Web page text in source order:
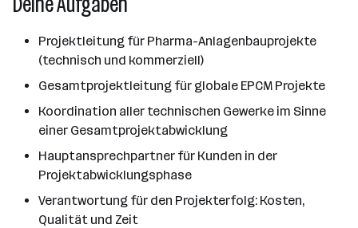
Projektleitung für Pharma-Anlagenbauprojekte
(technisch und kommerziell)
Gesamtprojektleitung für globale EPCM Projekte
Koordination aller technischen Gewerke im Sinne
einer Gesamtprojektabwicklung
Hauptansprechpartner für Kunden in der
Projektabwicklungsphase
Verantwortung für den Projekterfolg: Kosten,
Qualität und Zeit